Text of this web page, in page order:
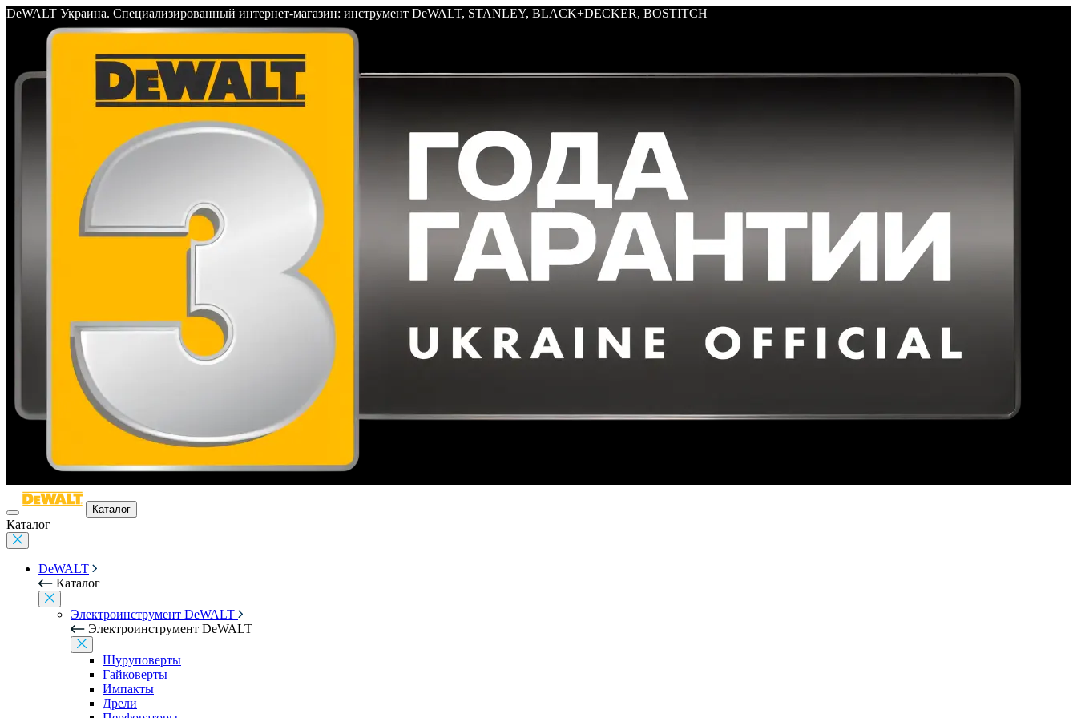
DeWALT Украина. Специализированный интернет-магазин: инструмент DeWALT, STANLEY, BLACK+DECKER, BOSTITCH
Каталог
Каталог
DeWALT
Каталог
Электроинструмент DeWALT
Электроинструмент DeWALT
Шуруповерты
Гайковерты
Импакты
Дрели